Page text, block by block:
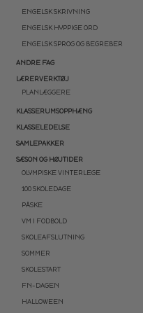
ENGELSK SKRIVNING
ENGELSK HYPPIGE ORD
ENGELSK SPROG OG BEGREBER
ANDRE FAG
LÆRERVERKTØJ
PLANLÆGGERE
KLASSERUMSOPPHÆNG
KLASSELEDELSE
SAMLEPAKKER
SÆSON OG HØJTIDER
OLYMPISKE VINTERLEGE
100 SKOLEDAGE
PÅSKE
VM I FODBOLD
SKOLEAFSLUTNING
SOMMER
SKOLESTART
FN-DAGEN
HALLOWEEN